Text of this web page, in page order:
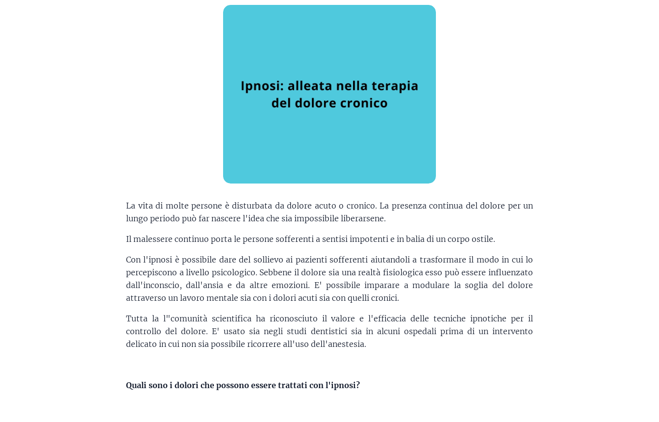
La vita di molte persone è disturbata da dolore acuto o cronico. La presenza continua del dolore per un
lungo periodo può far nascere l'idea che sia impossibile liberarsene.
Il malessere continuo porta le persone sofferenti a sentisi impotenti e in balia di un corpo ostile.
Con l'ipnosi è possibile dare del sollievo ai pazienti sofferenti aiutandoli a trasformare il modo in cui lo
percepiscono a livello psicologico. Sebbene il dolore sia una realtà fisiologica esso può essere influenzato
dall'inconscio, dall'ansia e da altre emozioni. E' possibile imparare a modulare la soglia del dolore
attraverso un lavoro mentale sia con i dolori acuti sia con quelli cronici.
Tutta la l"comunità scientifica ha riconosciuto il valore e l'efficacia delle tecniche ipnotiche per il
controllo del dolore. E' usato sia negli studi dentistici sia in alcuni ospedali prima di un intervento
delicato in cui non sia possibile ricorrere all'uso dell'anestesia.
Quali sono i dolori che possono essere trattati con l'ipnosi?